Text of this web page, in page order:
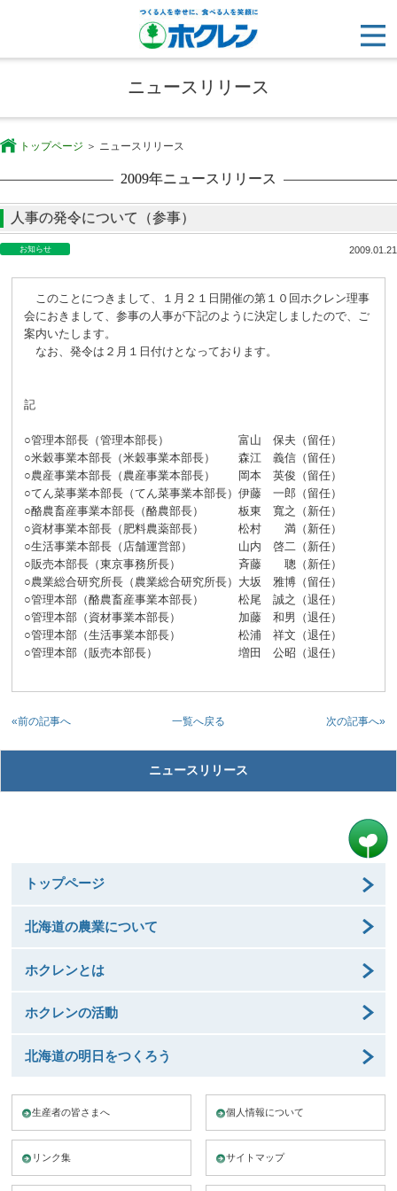
ニュースリリース
トップページ ニュースリリース
2009年ニュースリリース
人事の発令について（参事）
お知らせ 2009.01.21
このことにつきまして、１月２１日開催の第１０回ホクレン理事
会におきまして、参事の人事が下記のように決定しましたので、ご
案内いたします。
なお、発令は２月１日付けとなっております。
記
○管理本部長（管理本部長）
富山 保夫（留任）
○米穀事業本部長（米穀事業本部長）
森江 義信（留任）
○農産事業本部長（農産事業本部長）
岡本 英俊（留任）
○てん菜事業本部長（てん菜事業本部長）伊藤 一郎（留任）
○酪農畜産事業本部長（酪農部長）
板東 寬之（新任）
○資材事業本部長（肥料農薬部長）
松村 満（新任）
○生活事業本部長（店舗運営部）
山内 啓二（新任）
○販売本部長（東京事務所長）
斉藤 聰（新任）
○農業総合研究所長（農業総合研究所長） 大坂 雅博（留任）
○管理本部（酪農畜産事業本部長）
松尾 誠之（退任）
○管理本部（資材事業本部長）
加藤 和男（退任）
○管理本部（生活事業本部長）
松浦 祥文（退任）
○管理本部（販売本部長）
増田 公昭（退任）
一覧へ戻る
«前の記事へ 次の記事へ»
ニュースリリース
トップページ
北海道の農業について
ホクレンとは
ホクレンの活動
北海道の明日をつくろう
生産者の皆さまへ 個人情報について
リンク集 サイトマップ